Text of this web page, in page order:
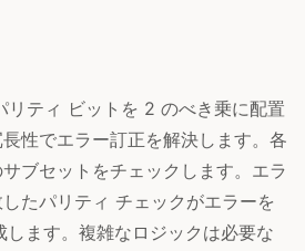
リティ ビットを 2 のべき乗に配置
性でエラー訂正を解決します。各
ブセットをチェックします。エラ
たパリティ チェックがエラーを
ます。複雑なロジックは必要な